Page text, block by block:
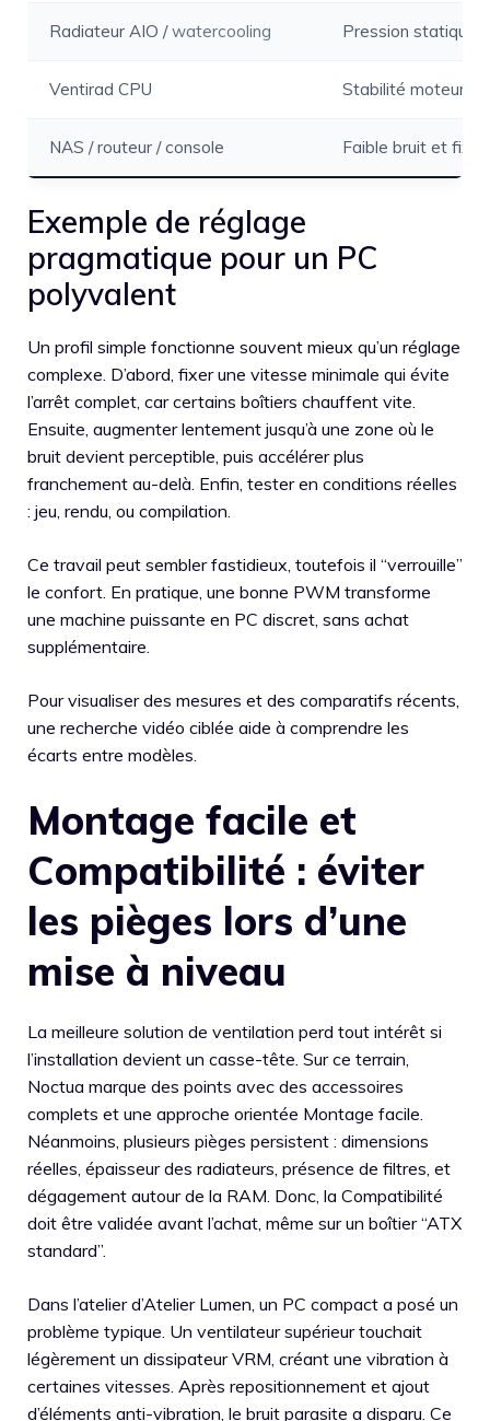
Radiateur AIO /watercooling Pression statique
Ventirad CPU Stabilité moteur +
NAS / routeur / console Faible bruit et
Exemple de réglage
pragmatique pour un PC
polyvalent
Un profil simple fonctionne souvent mieux qu’un réglage
complexe. D’abord, fixer une vitesse minimale qui évite
l’arrêt complet, car certains boîtiers chauffent vite.
Ensuite, augmenter lentement jusqu’à une zone où le
bruit devient perceptible, puis accélérer plus
franchement au-delà. Enfin, tester en conditions réelles
: jeu, rendu, ou compilation.
Ce travail peut sembler fastidieux, toutefois il “verrouille”
le confort. En pratique, une bonne PWM transforme
une machine puissante en PC discret, sans achat
supplémentaire.
Pour visualiser des mesures et des comparatifs récents,
une recherche vidéo ciblée aide à comprendre les
écarts entre modèles.
Montage facile et
Compatibilité : éviter
les pièges lors d’une
mise à niveau
La meilleure solution de ventilation perd tout intérêt si
l’installation devient un casse-tête. Sur ce terrain,
Noctua marque des points avec des accessoires
complets et une approche orientée Montage facile.
Néanmoins, plusieurs pièges persistent : dimensions
réelles, épaisseur des radiateurs, présence de filtres, et
dégagement autour de la RAM. Donc, la Compatibilité
doit être validée avant l’achat, même sur un boîtier “ATX
standard”.
Dans l’atelier d’Atelier Lumen, un PC compact a posé un
problème typique. Un ventilateur supérieur touchait
légèrement un dissipateur VRM, créant une vibration à
certaines vitesses. Après repositionnement et ajout
d’éléments anti-vibration, le bruit parasite a disparu. Ce